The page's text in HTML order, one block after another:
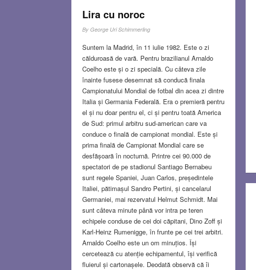
Lira cu noroc
By George Uri Schimmerling
Suntem la Madrid, în 11 iulie 1982. Este o zi
călduroasă de vară. Pentru brazilianul Arnaldo
Coelho este și o zi specială. Cu câteva zile
înainte fusese desemnat să conducă finala
Campionatului Mondial de fotbal din acea zi dintre
Italia și Germania Federală. Era o premieră pentru
el și nu doar pentru el, ci și pentru toată America
de Sud: primul arbitru sud-american care va
conduce o finală de campionat mondial. Este și
prima finală de Campionat Mondial care se
desfășoară în nocturnă. Printre cei 90.000 de
spectatori de pe stadionul Santiago Bernabeu
sunt regele Spaniei, Juan Carlos, președintele
Italiei, pătimașul Sandro Pertini, și cancelarul
Germaniei, mai rezervatul Helmut Schmidt. Mai
sunt câteva minute până vor intra pe teren
echipele conduse de cei doi căpitani, Dino Zoff și
Karl-Heinz Rumenigge, în frunte pe cei trei arbitri.
Arnaldo Coelho este un om minuțios. Își
cercetează cu atenție echipamentul, își verifică
fluierul și cartonașele. Deodată observă că îi